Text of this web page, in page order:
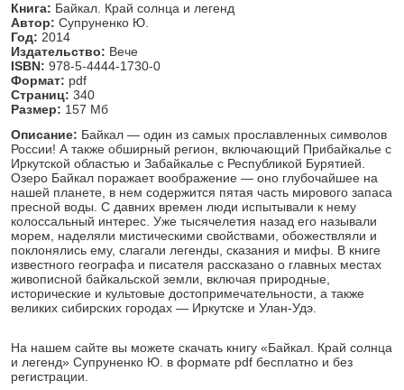
Книга: Байкал. Край солнца и легенд
Автор: Супруненко Ю.
Год: 2014
Издательство: Вече
ISBN: 978-5-4444-1730-0
Формат: pdf
Страниц: 340
Размер: 157 Мб
Описание: Байкал — один из самых прославленных символов
России! А также обширный регион, включающий Прибайкалье с
Иркутской областью и Забайкалье с Республикой Бурятией.
Озеро Байкал поражает воображение — оно глубочайшее на
нашей планете, в нем содержится пятая часть мирового запаса
пресной воды. С давних времен люди испытывали к нему
колоссальный интерес. Уже тысячелетия назад его называли
морем, наделяли мистическими свойствами, обожествляли и
поклонялись ему, слагали легенды, сказания и мифы. В книге
известного географа и писателя рассказано о главных местах
живописной байкальской земли, включая природные,
исторические и культовые достопримечательности, а также
великих сибирских городах — Иркутске и Улан-Удэ.
На нашем сайте вы можете скачать книгу «Байкал. Край солнца
и легенд» Супруненко Ю. в формате pdf бесплатно и без
регистрации.